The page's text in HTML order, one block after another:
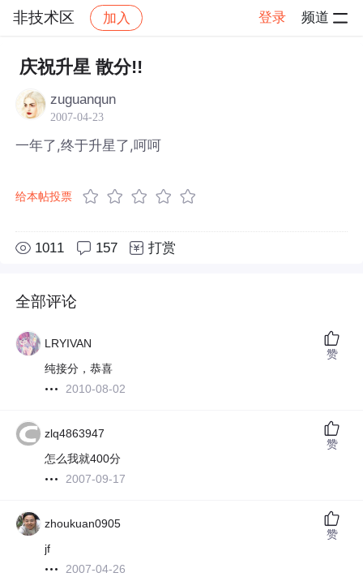
非技术区 加入 登录 频道
社区 非技术区
庆祝升星 散分!!
zuguanqun
2007-04-23
一年了,终于升星了,呵呵
给本帖投票
1011 157 打赏
全部评论
LRYIVAN
纯接分，恭喜
2010-08-02
赞
zlq4863947
怎么我就400分
2007-09-17
赞
zhoukuan0905
jf
2007-04-26
赞